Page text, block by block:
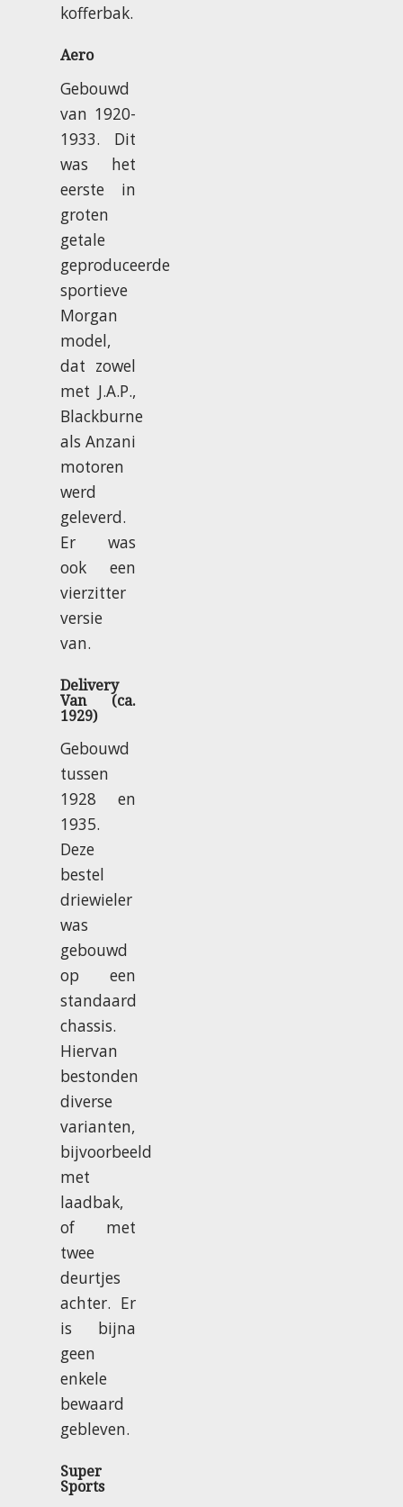
kofferbak.
Aero
Gebouwd
van 1920-
1933. Dit
was het
eerste in
groten
getale
geproduceerde
sportieve
Morgan
model,
dat zowel
met J.A.P.,
Blackburne
als Anzani
motoren
werd
geleverd.
Er was
ook een
vierzitter
versie
van.
Delivery
Van (ca.
1929)
Gebouwd
tussen
1928 en
1935.
Deze
bestel
driewieler
was
gebouwd
op een
standaard
chassis.
Hiervan
bestonden
diverse
varianten,
bijvoorbeeld
met
laadbak,
of met
twee
deurtjes
achter. Er
is bijna
geen
enkele
bewaard
gebleven.
Super
Sports